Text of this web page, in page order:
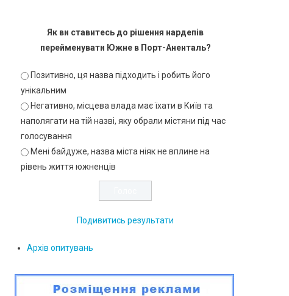
Як ви ставитесь до рішення нардепів
перейменувати Южне в Порт-Аненталь?
Позитивно, ця назва підходить і робить його
унікальним
Негативно, місцева влада має їхати в Київ та
наполягати на тій назві, яку обрали містяни під час
голосування
Мені байдуже, назва міста ніяк не вплине на
рівень життя южненців
Подивитись результати
Архів опитувань